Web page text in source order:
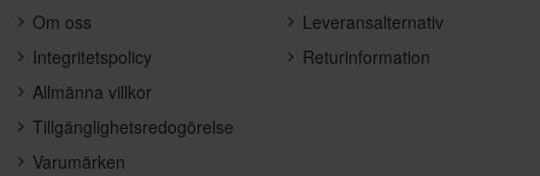
Om oss
Integritetspolicy
Allmänna villkor
Tillgänglighetsredogörelse
Varumärken
Leveransalternativ
Returinformation